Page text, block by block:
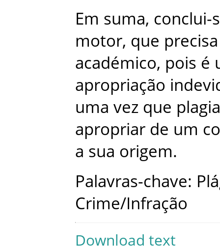
Em suma, conclui-
motor, que precisa
académico, pois é
apropriação
uma vez que
apropriar de um
a sua origem.
Palavras-chave:
Crime/Infração
Download text